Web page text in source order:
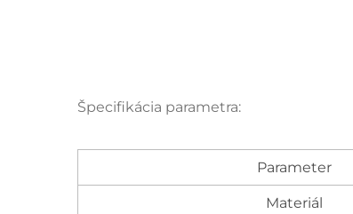
Špecifikácia parametra:
Parameter
Materiál